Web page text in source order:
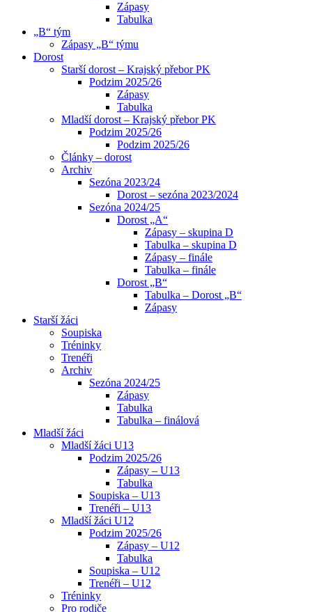
Zápasy
Tabulka
„B“ tým
Zápasy „B“ týmu
Dorost
Starší dorost – Krajský přebor PK
Podzim 2025/26
Zápasy
Tabulka
Mladší dorost – Krajský přebor PK
Podzim 2025/26
Podzim 2025/26
Články – dorost
Archiv
Sezóna 2023/24
Dorost – sezóna 2023/2024
Sezóna 2024/25
Dorost „A“
Zápasy – skupina D
Tabulka – skupina D
Zápasy – finále
Tabulka – finále
Dorost „B“
Tabulka – Dorost „B“
Zápasy
Starší žáci
Soupiska
Tréninky
Trenéři
Archiv
Sezóna 2024/25
Zápasy
Tabulka
Tabulka – finálová
Mladší žáci
Mladší žáci U13
Podzim 2025/26
Zápasy – U13
Tabulka
Soupiska – U13
Trenéři – U13
Mladší žáci U12
Podzim 2025/26
Zápasy – U12
Tabulka
Soupiska – U12
Trenéři – U12
Tréninky
Pro rodiče